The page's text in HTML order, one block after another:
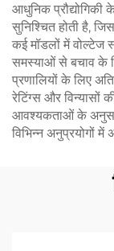
आधुनिक प्रौद्योगिकी
सुनिश्चित होती है,
कई मॉडलों में वोल्टेज
समस्याओं से बचाव के
प्रणालियों के लिए
रेटिंग्स और विन्यासों
आवश्यकताओं के
विभिन्न अनुप्रयोगों